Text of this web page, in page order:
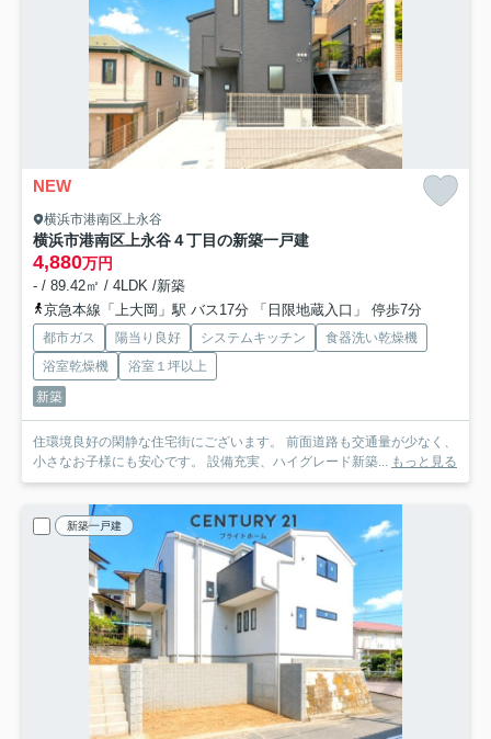
NEW
横浜市港南区上永谷
横浜市港南区上永谷４丁目の新築一戸建
4,880万円
- / 89.42㎡ / 4LDK /新築
京急本線「上大岡」駅 バス17分 「日限地蔵入口」 停歩7分
都市ガス 陽当り良好 システムキッチン
食器洗い乾燥機
浴室乾燥機
浴室１坪以上
新築
住環境良好の閑静な住宅街にございます。 前面道路も交通量が少なく、
小さなお子様にも安心です。 設備充実、ハイグレード新築... もっと見る
新築一戸建